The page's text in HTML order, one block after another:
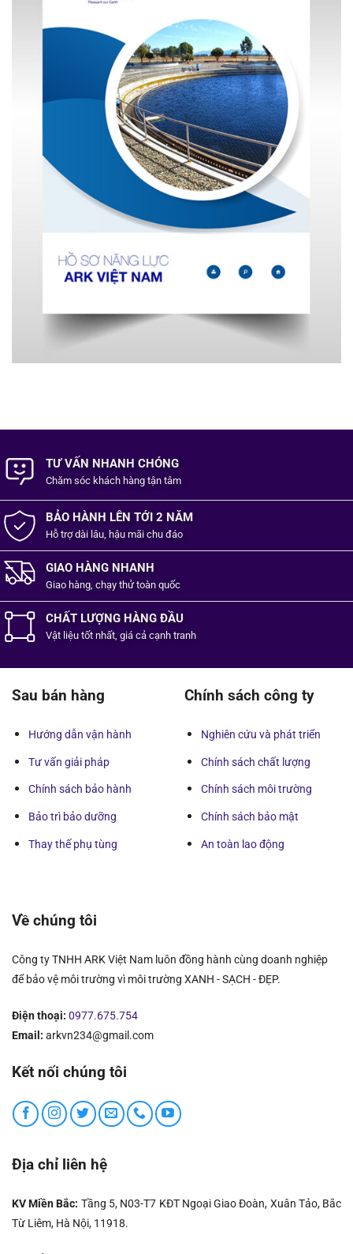
TƯ VẤN NHANH CHÓNG
Chăm sóc khách hàng tận tâm
BẢO HÀNH LÊN TỚI 2 NĂM
Hỗ trợ dài lâu, hậu mãi chu đáo
GIAO HÀNG NHANH
Giao hàng, chạy thử toàn quốc
CHẤT LƯỢNG HÀNG ĐẦU
Vật liệu tốtnhất, giá cả cạnh tranh
Sau bán hàng
Hướng dẫn vận hành
Tư vấn giải pháp
Chính sách bảo hành
Bảo trì bảo dưỡng
Thay thế phụ tùng
Chính sách công ty
Nghiên cứu và phát triển
Chính sách chất lượng
Chính sách môi trường
Chính sách bảo mật
An toàn lao động
Về chúng tôi
Công ty TNHH ARK Việt Nam luôn đồng hành cùng doanh nghiệp
để bảo vệ môi trường vì môi trường XANH - SẠCH - ĐẸP.
Điện thoại: 0977.675.754
Email: arkvn234@gmail.com
Kết nối chúng tôi
Địa chỉ liên hệ
KV Miền Bắc: Tầng 5, N03-T7 KĐT Ngoại Giao Đoàn, Xuân Tảo, Bắc
Từ Liêm, Hà Nội, 11918.